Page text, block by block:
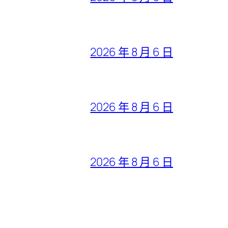
2026 年 8 月 6 日
2026 年 8 月 6 日
2026 年 8 月 6 日